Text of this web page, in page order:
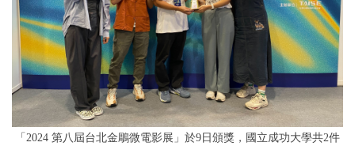
「2024 第八屆台北金鵰微電影展」於9日頒獎，國立成功大學共2件